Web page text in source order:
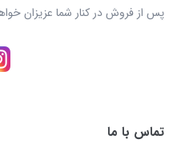
پس از فروش در کنار شما عزیزان
تماس با ما